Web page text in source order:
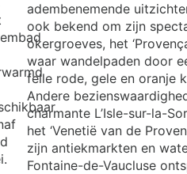
adembenemende
ook bekend om zijn
okergroeves, het
waar wandelpaden door
felle rode, gele en oranje
Andere
charmante L’Isle-sur-la-
het ‘Venetië van de
zijn antiekmarkten en
Fontaine-de-Vaucluse